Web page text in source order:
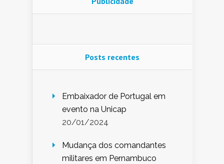
Posts recentes
Embaixador de Portugal em
evento na Unicap
20/01/2024
Mudança dos comandantes
militares em Pernambuco